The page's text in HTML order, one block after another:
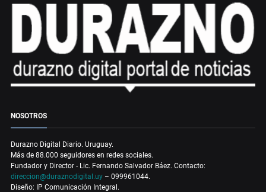
NOSOTROS
Durazno Digital Diario. Uruguay.
Más de 88.000 seguidores en redes sociales.
Fundador y Director - Lic. Fernando Salvador Báez. Contacto:
direccion@duraznodigital.uy – 099961044.
Diseño: IP Comunicación Integral.